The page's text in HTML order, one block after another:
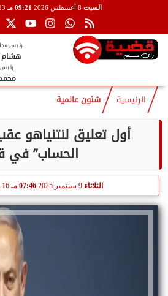
السبت 09:21 مـ 23 صفر
رئيس
هشام
رئيس
الرئيسية شئون عالمية
أول تعليق لنتنياهو
الحساب” في
الثلاثاء 9 سبتمبر 2025 07:46 مـ 16 ربيع أول 1447